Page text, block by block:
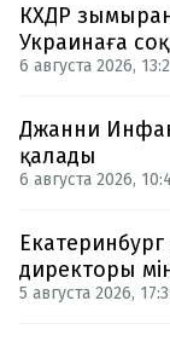
КХДР
Украинаға
6 августа 2026,
Джанни
қалады
6 августа 2026,
директоры
5 августа 2026,